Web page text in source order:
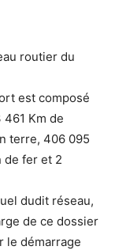
routier du
est composé
Km de
terre, 406 095
de fer et 2
dudit réseau,
de ce dossier
le démarrage